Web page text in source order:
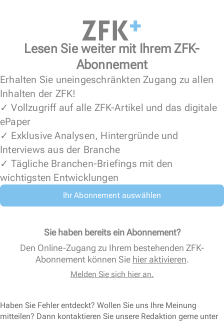
Lesen Sie weiter mit Ihrem ZFK-
Abonnement
Erhalten Sie uneingeschränkten Zugang zu allen
Inhalten der ZFK!
✓ Vollzugriff auf alle ZFK-Artikel und das digitale
ePaper
✓ Exklusive Analysen, Hintergründe und
Interviews aus der Branche
✓ Tägliche Branchen-Briefings mit den
wichtigsten Entwicklungen
Ihr Abonnement auswählen
Sie haben bereits ein Abonnement?
Den Online-Zugang zu Ihrem bestehenden ZFK-
Abonnement können Sie hier aktivieren.
Melden Sie sich hier an.
Haben Sie Fehler entdeckt? Wollen Sie uns Ihre Meinung
mitteilen? Dann kontaktieren Sie unsere Redaktion gerne unter